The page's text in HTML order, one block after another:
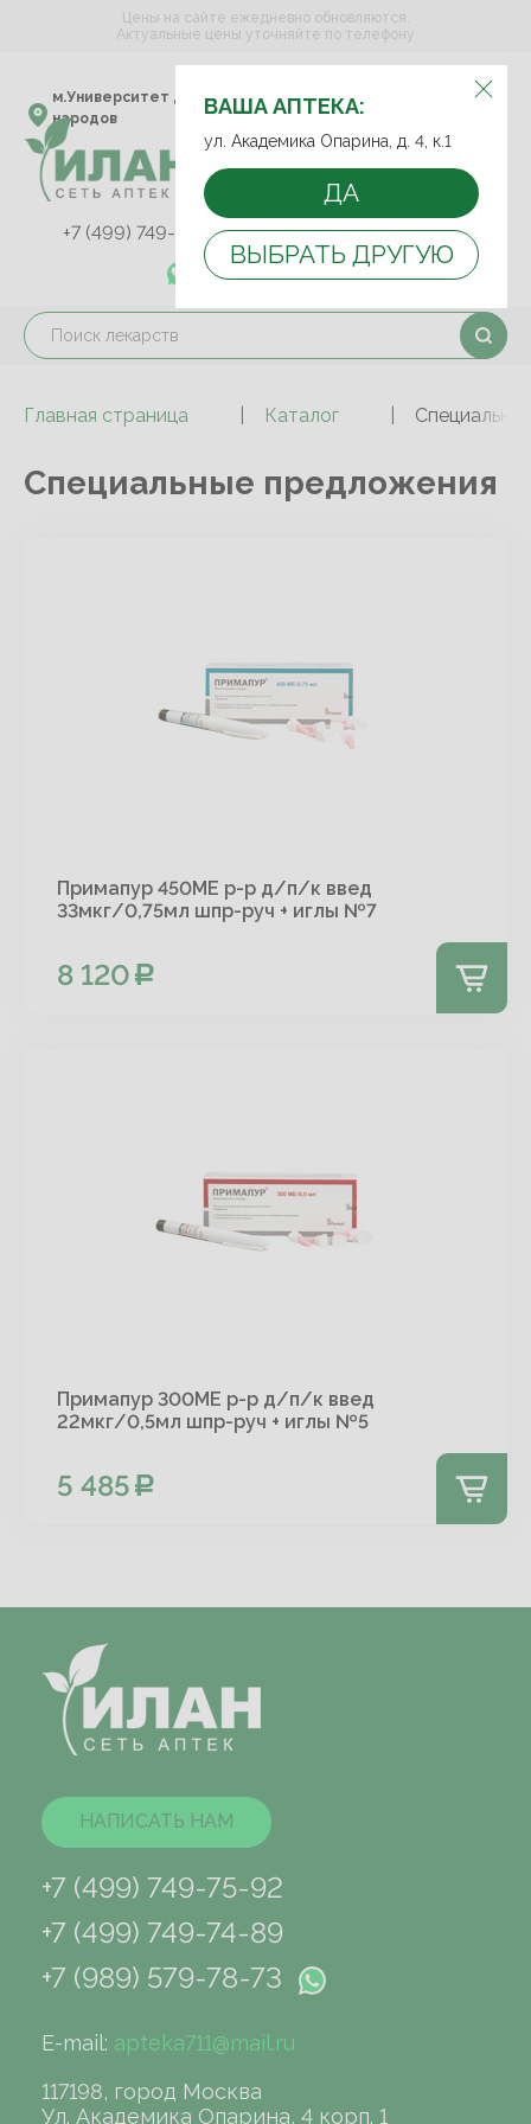
ВЫБЕРИТЕ АПТЕКУ:
м.Университет дружбы
народов
ул. Академика Опарина,
д. 4, к.1
ВАША АПТЕКА:
ул. Академика Опарина, д. 4, к.1
ДА
ВЫБРАТЬ ДРУГУЮ
Цены на сайте ежедневно обновляются.
Актуальные цены уточняйте по телефону
+7 (499) 749-75-92
+7 (499) 749-74-89
+7 (989) 579-78-73
Главная страница Каталог
Специальные предложения
Примапур 450МЕ р-р д/п/к введ
33мкг/0,75мл шпр-руч + иглы №7
8 120
Примапур 300МЕ р-р д/п/к введ
22мкг/0,5мл шпр-руч + иглы №5
5 485
НАПИСАТЬ НАМ
+7 (499) 749-75-92
+7 (499) 749-74-89
+7 (989) 579-78-73
E-mail: apteka711@mail.ru
117198, город Москва
Ул. Академика Опарина, 4 корп. 1